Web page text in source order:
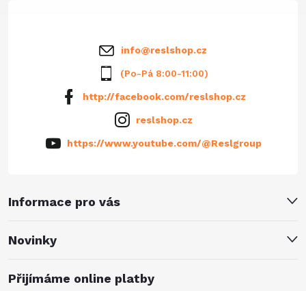
Informace pro vás
Novinky
info@reslshop.cz
(Po-Pá 8:00-11:00)
http://facebook.com/reslshop.cz
reslshop.cz
https://www.youtube.com/@Reslgroup
Přijímáme online platby